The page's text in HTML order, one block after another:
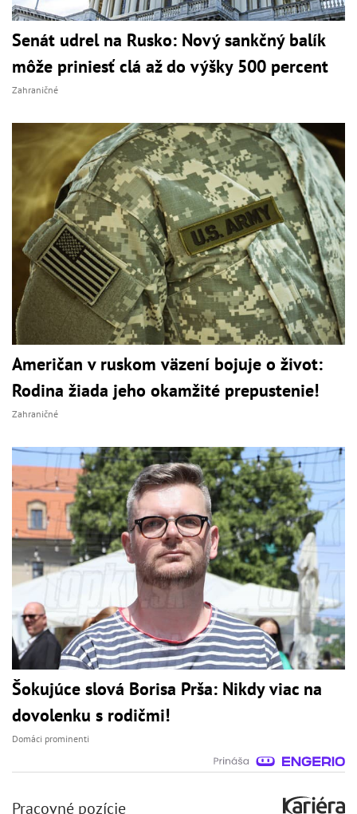
Senát udrel na Rusko: Nový sankčný balík
môže priniesť clá až do výšky 500 percent
Zahraničné
Američan v ruskom väzení bojuje o život:
Rodina žiada jeho okamžité prepustenie!
Zahraničné
Šokujúce slová Borisa Prša: Nikdy viac na
dovolenku s rodičmi!
Domáci prominenti
Pracovné pozície